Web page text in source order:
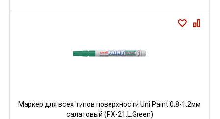
Маркер для всех типов поверхности Uni Paint 0.8-1.2мм
салатовый (PX-21.L.Green)